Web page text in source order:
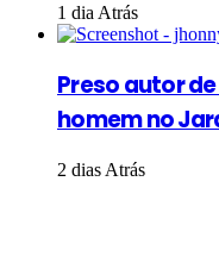
1 dia Atrás
Preso autor
homem no
2 dias Atrás